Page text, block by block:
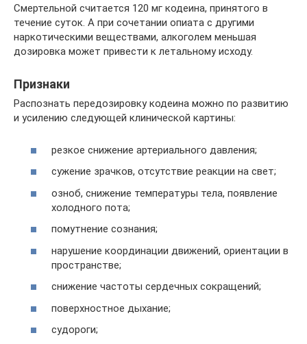
Смертельной считается 120 мг кодеина, принятого в
течение суток. А при сочетании опиата с другими
наркотическими веществами, алкоголем меньшая
дозировка может привести к летальному исходу.
Признаки
Распознать передозировку кодеина можно по развитию
и усилению следующей клинической картины:
резкое снижение артериального давления;
сужение зрачков, отсутствие реакции на свет;
озноб, снижение температуры тела, появление
холодного пота;
помутнение сознания;
нарушение координации движений, ориентации в
пространстве;
снижение частоты сердечных сокращений;
поверхностное дыхание;
судороги;